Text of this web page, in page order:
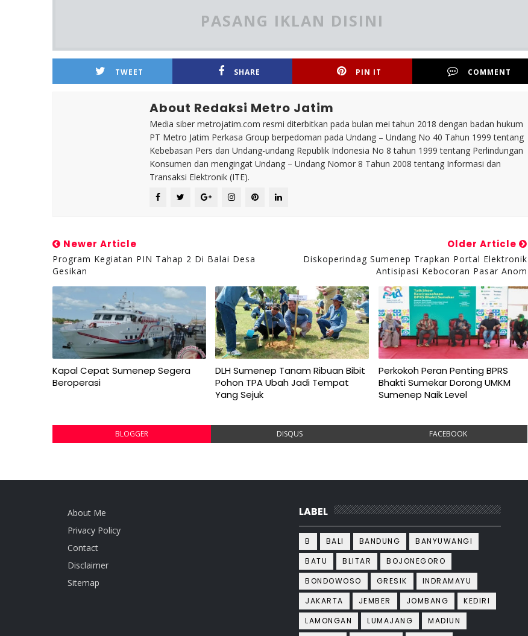
PASANG IKLAN DISINI
TWEET SHARE PIN IT COMMENT
About Redaksi Metro Jatim
Media siber metrojatim.com resmi diterbitkan pada bulan mei tahun 2018 dengan badan hukum
PT Metro Jatim Perkasa Group berpedoman pada Undang – Undang No 40 Tahun 1999 tentang
Kebebasan Pers dan Undang-undang Republik Indonesia No 8 tahun 1999 tentang Perlindungan
Konsumen dan mengingat Undang – Undang Nomor 8 Tahun 2008 tentang Informasi dan
Transaksi Elektronik (ITE).
Newer Article
Program Kegiatan PIN Tahap 2 Di Balai Desa
Gesikan
Older Article
Diskoperindag Sumenep Trapkan Portal Elektronik
Antisipasi Kebocoran Pasar Anom
Kapal Cepat Sumenep Segera
Beroperasi
DLH Sumenep Tanam Ribuan Bibit
Pohon TPA Ubah Jadi Tempat
Yang Sejuk
Perkokoh Peran Penting BPRS
Bhakti Sumekar Dorong UMKM
Sumenep Naik Level
BLOGGER DISQUS FACEBOOK
About Me
Privacy Policy
Contact
Disclaimer
Sitemap
LABEL
B BALI BANDUNG
BANYUWANGI
BATU
BLITAR
BOJONEGORO
BONDOWOSO
GRESIK
INDRAMAYU
JAKARTA
JEMBER JOMBANG
KEDIRI
LAMONGAN
LUMAJANG
MADIUN